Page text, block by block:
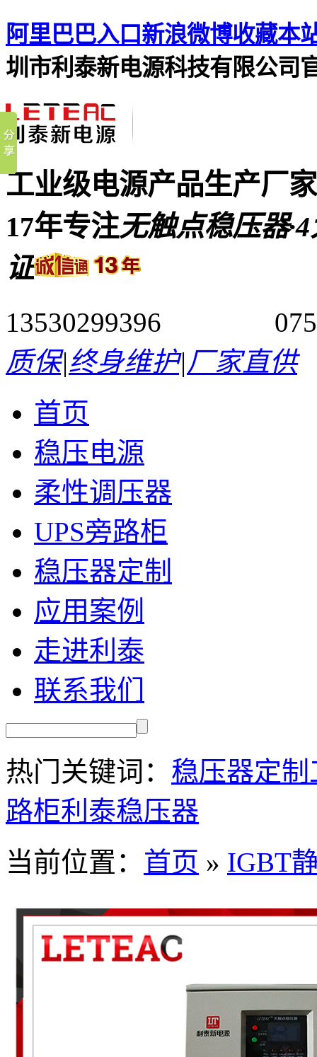
阿里巴巴入口新浪微博收藏本
圳市利泰新电源科技有限公司
工业级电源产品生产厂家
17年专注无触点稳压器
证
13530299396 0755-
质保|终身维护|厂家直供
首页
稳压电源
柔性调压器
UPS旁路柜
稳压器定制
应用案例
走进利泰
联系我们
热门关键词： 稳压器定制
路柜利泰稳压器
当前位置： 首页 » IGBT